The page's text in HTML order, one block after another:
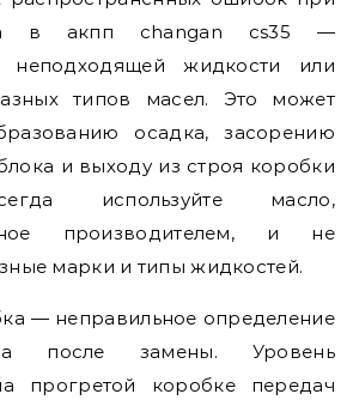
в акпп changan cs35 —
неподходящей жидкости или
типов масел. Это может
осадка, засорению
и выходу из строя коробки
используйте масло,
производителем, и не
марки и типы жидкостей.
— неправильное определение
после замены. Уровень
прогретой коробке передач